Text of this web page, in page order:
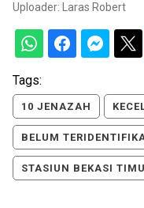
Uploader: Laras Robert
Tags:
10 JENAZAH
BELUM
STASIUN BEKASI